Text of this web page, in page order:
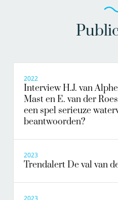
2022
Interview H.J. van
Mast en E. van der
een spel serieuze
beantwoorden?
2023
Trendalert De val van